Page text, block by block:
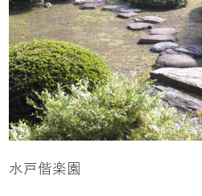
水戸偕楽園